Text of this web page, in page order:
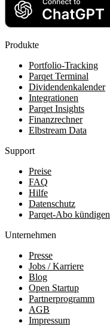
Produkte
Portfolio-Tracking
Parqet Terminal
Dividendenkalender
Integrationen
Parqet Insights
Finanzrechner
Elbstream Data
Support
Preise
FAQ
Hilfe
Datenschutz
Parqet-Abo kündigen
Unternehmen
Presse
Jobs / Karriere
Blog
Open Startup
Partnerprogramm
AGB
Impressum